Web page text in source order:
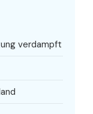
verdampft